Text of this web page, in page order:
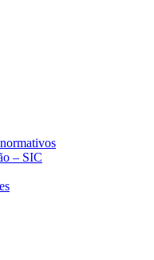
– SIC